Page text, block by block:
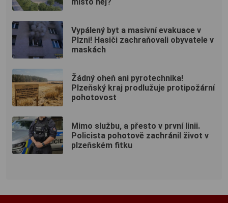
Vypálený byt a masivní evakuace v
Plzni! Hasiči zachraňovali obyvatele v
maskách
Žádný oheň ani pyrotechnika!
Plzeňský kraj prodlužuje protipožární
pohotovost
Mimo službu, a přesto v první linii.
Policista pohotově zachránil život v
plzeňském fitku